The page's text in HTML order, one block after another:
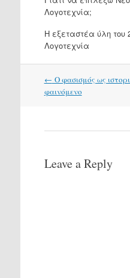
Λογοτεχνία;
Η εξεταστέα ύλη του
Λογοτεχνία
Post
navigation
← Ο φασισμός ως
φαινόμενο
Leave a Reply